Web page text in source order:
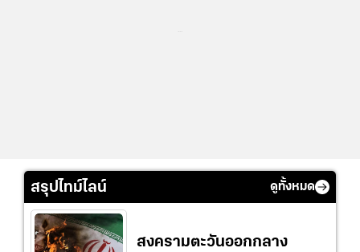
สรุปไทม์ไลน์ ดูทั้งหมด
สงครามตะวันออกกลาง